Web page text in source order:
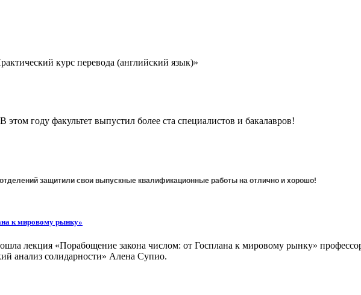
курс перевода (английский язык)»
году факультет выпустил более ста специалистов и бакалавров!
защитили свои выпускные квалификационные работы на отлично и хорошо!
к мировому рынку»
лекция «Порабощение закона числом: от Госплана к мировому рынку»
анализ солидарности» Алена Супио.